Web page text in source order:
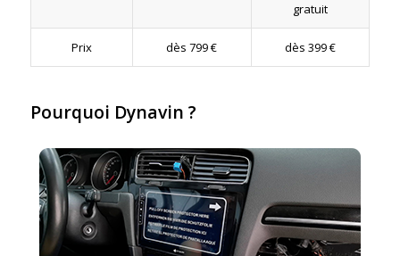
gratuit
Prix dès 799 € dès 399 €
Pourquoi Dynavin ?